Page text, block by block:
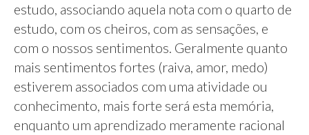
estudo, associando aquela nota com o quarto de
estudo, com os cheiros, com as sensações, e
com o nossos sentimentos. Geralmente quanto
mais sentimentos fortes (raiva, amor, medo)
estiverem associados com uma atividade ou
conhecimento, mais forte será esta memória,
enquanto um aprendizado meramente racional